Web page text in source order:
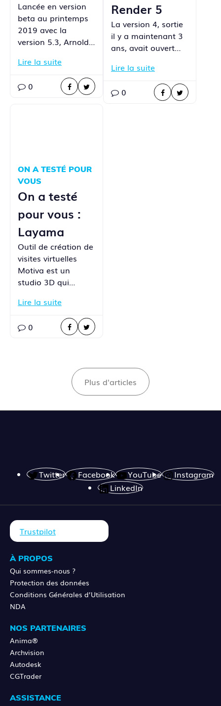
Lancée en version
beta au printemps
2019 avec la
version 5.3, Arnold…
Lire la suite
0
Render 5
La version 4, sortie
il y a maintenant 3
ans, avait ouvert…
Lire la suite
0
ON A TESTÉ POUR
VOUS
On a testé
pour vous :
Layama
Outil de création de
visites virtuelles
Motiva est un
studio 3D qui…
Lire la suite
0
Plus d'articles
Twitter Facebook YouTube
Instagram
LinkedIn
Trustpilot
À PROPOS
Qui sommes-nous ?
Protection des données
Conditions Générales d’Utilisation
NDA
NOS PARTENAIRES
Anima®
Archvision
Autodesk
CGTrader
ASSISTANCE